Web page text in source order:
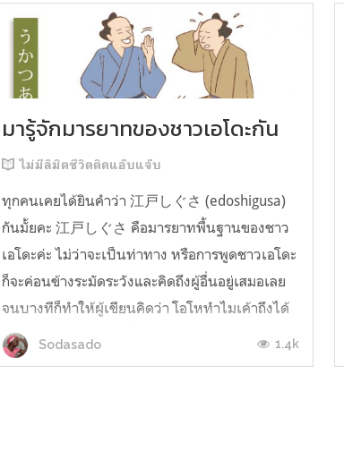
มารู้จักมารยาทของชาวเอโดะกัน
ไม่มีลิมิตชีวิตติดแอ๊บแจ๊บ
ทุกคนเคยได้ยินคำว่า 江戸しぐさ (edoshigusa)
กันมั้ยคะ 江戸しぐさ คือมารยาทพื้นฐานของชาว
เอโดะค่ะ ไม่ว่าจะเป็นท่าทาง หรือการพูดชาวเอโดะ
ก็จะค่อนข้างระมัดระวังและคิดถึงผู้อื่นอยู่เสมอเลย
จนบางทีก็ทำให้ผู้เขียนคิดว่า โอโหทำไมเค้าถึงได้
คิดถึงคนอื่นได้ขนาดนี้นะอยากรู้มั้ยคะว่าชาวเอโดะ
มารยาทดีขนาดไหน มาลองอ่านกันได้เ...
Sodasado 1.4k